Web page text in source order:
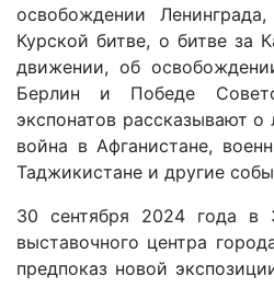
освобождении
Курской битве, о битве за
движении, об
Берлин и Победе
экспонатов рассказывают
война в Афганистане,
Таджикистане и другие
30 сентября 2024 года в
выставочного центра
предпоказ новой